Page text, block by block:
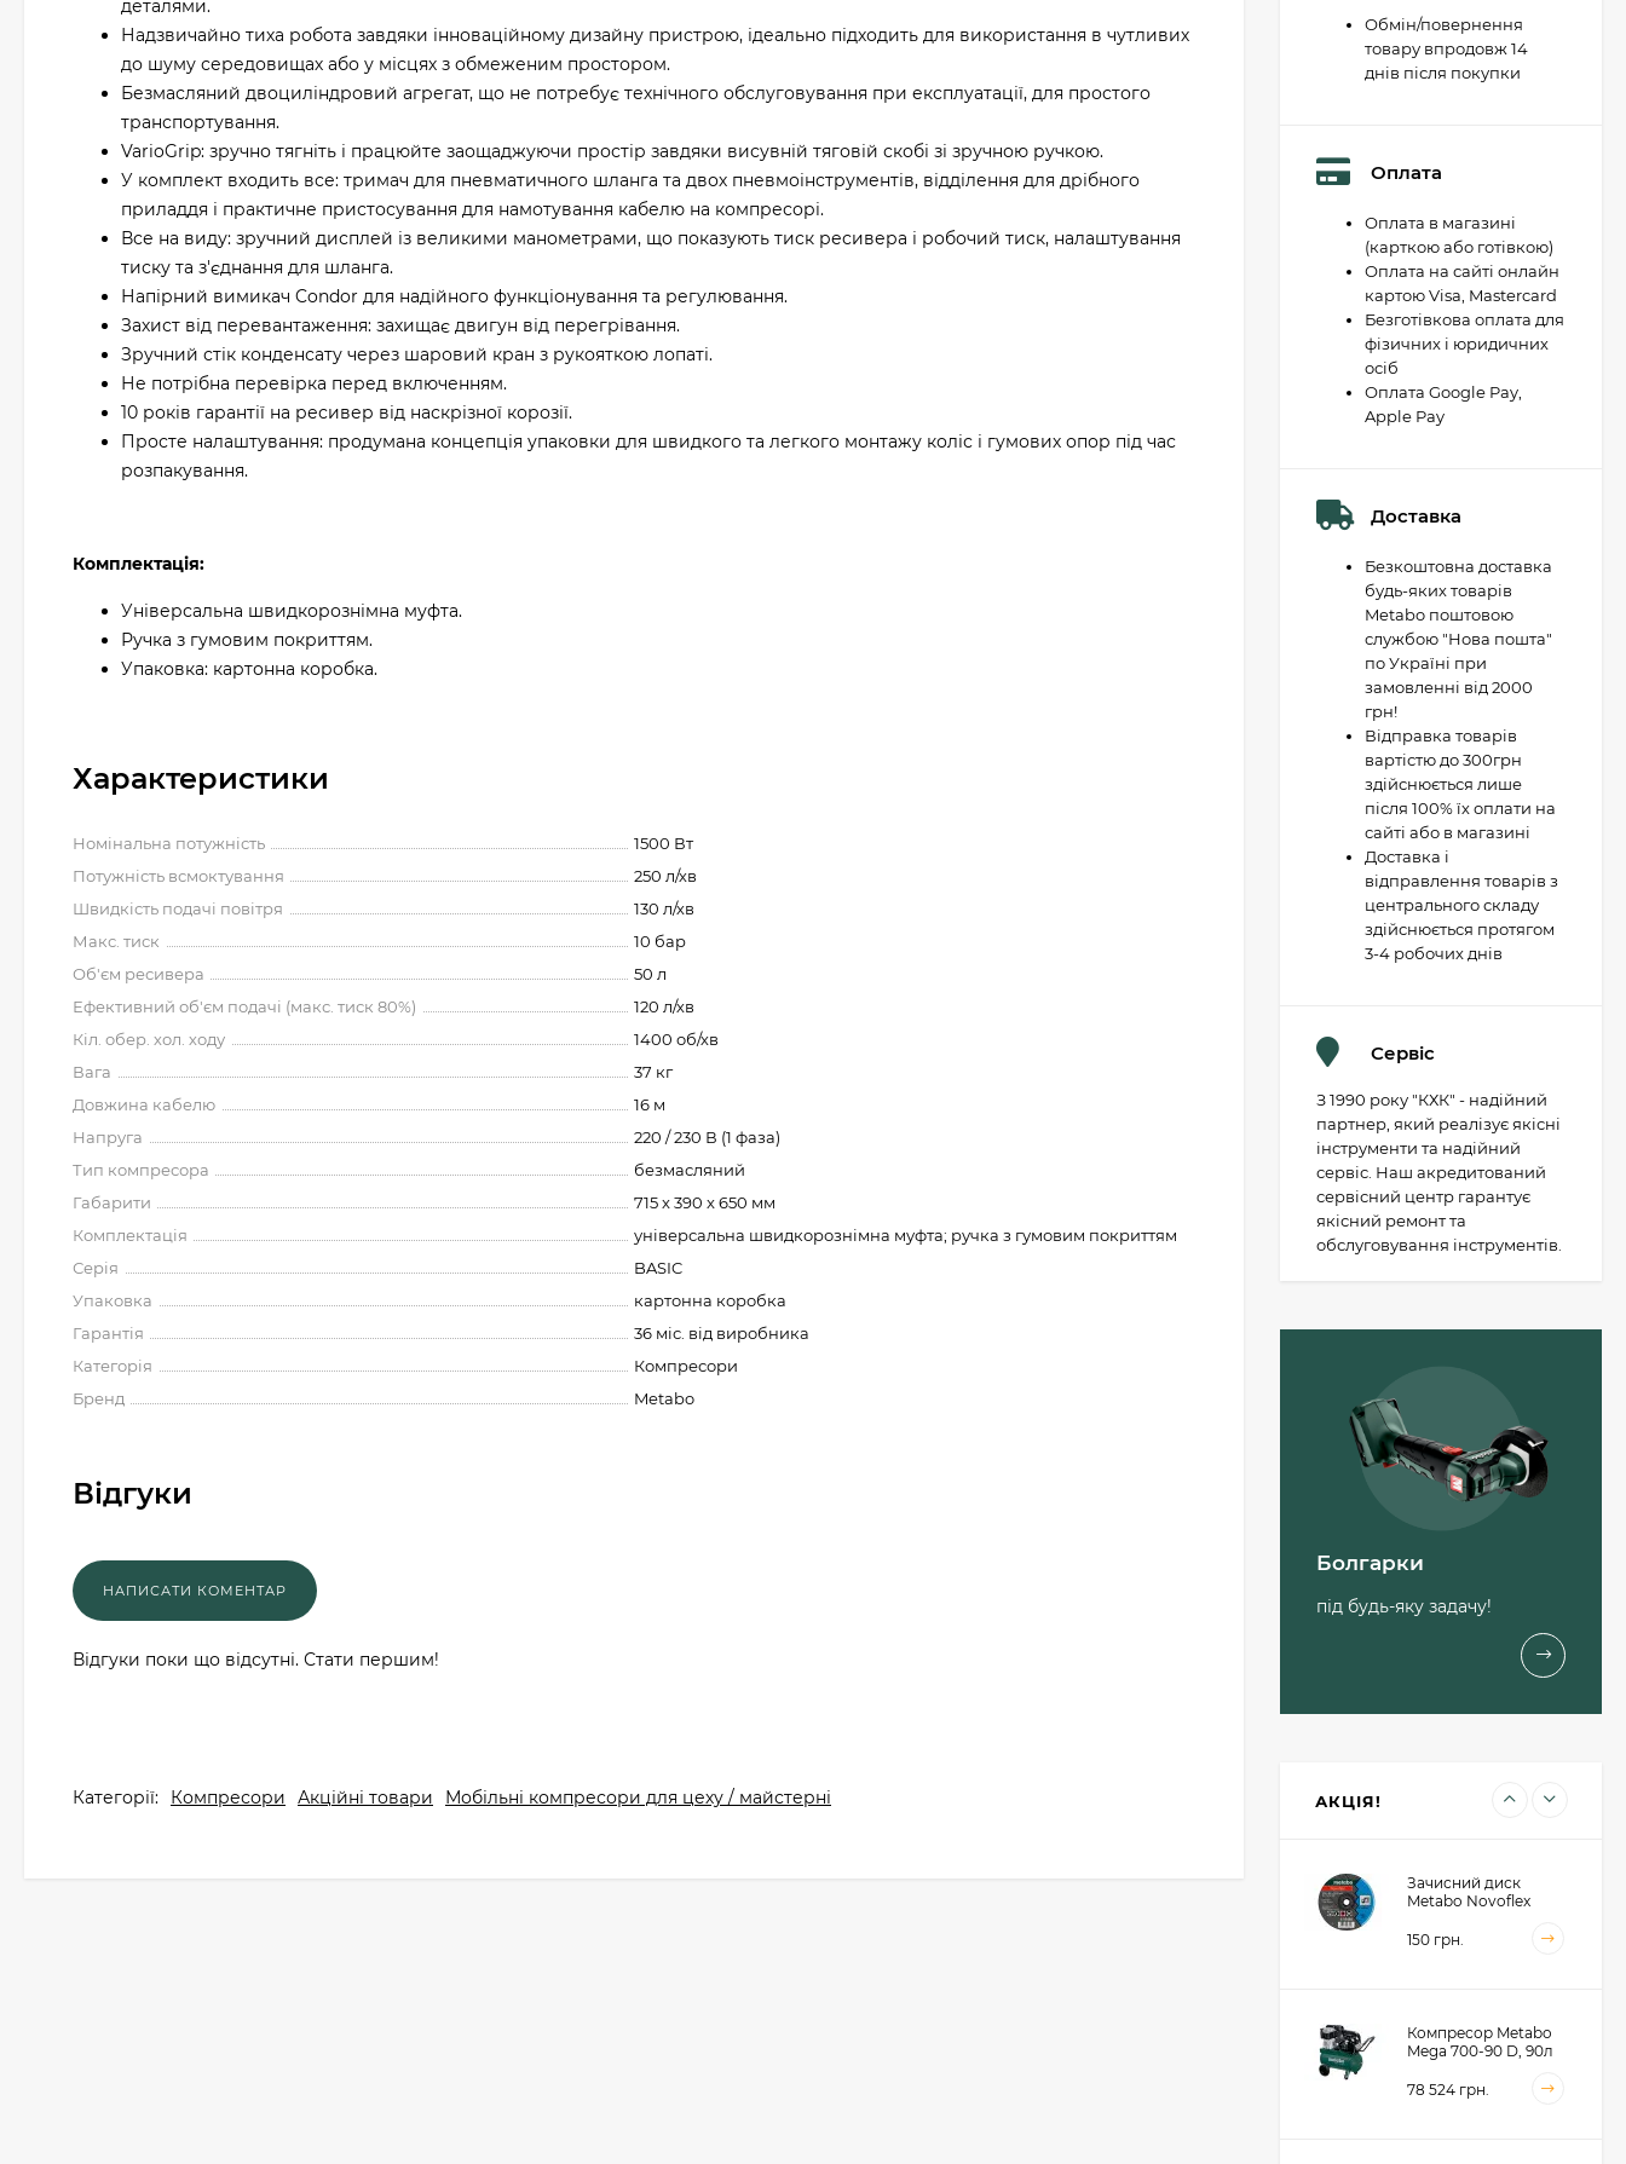
деталями.
Надзвичайно тиха робота завдяки інноваційному дизайну пристрою, ідеально підходить для використання в чутливих
до шуму середовищах або у місцях з обмеженим простором.
Безмасляний двоциліндровий агрегат, що не потребує технічного обслуговування при експлуатації, для простого
транспортування.
VarioGrip: зручно тягніть і працюйте заощаджуючи простір завдяки висувній тяговій скобі зі зручною ручкою.
У комплект входить все: тримач для пневматичного шланга та двох пневмоінструментів, відділення для дрібного
приладдя і практичне пристосування для намотування кабелю на компресорі.
Все на виду: зручний дисплей із великими манометрами, що показують тиск ресивера і робочий тиск, налаштування
тиску та з'єднання для шланга.
Напірний вимикач Condor для надійного функціонування та регулювання.
Захист від перевантаження: захищає двигун від перегрівання.
Зручний стік конденсату через шаровий кран з рукояткою лопаті.
Не потрібна перевірка перед включенням.
10 років гарантії на ресивер від наскрізної корозії.
Просте налаштування: продумана концепція упаковки для швидкого та легкого монтажу коліс і гумових опор під час
розпакування.
Комплектація:
Універсальна швидкорознімна муфта.
Ручка з гумовим покриттям.
Упаковка: картонна коробка.
Характеристики
Номінальна потужність
1500 Вт
Потужність всмоктування
250 л/хв
Швидкість подачі повітря
130 л/хв
Макс. тиск
10 бар
Об'єм ресивера
50 л
Ефективний об'єм подачі (макс. тиск 80%)
120 л/хв
Кіл. обер. хол. ходу
1400 об/хв
Вага
37 кг
Довжина кабелю
16 м
Напруга
220 / 230 В (1 фаза)
Тип компресора
безмасляний
Габарити
715 x 390 x 650 мм
Комплектація
універсальна швидкорознімна муфта; ручка з гумовим покриттям
Серія
BASIC
Упаковка
картонна коробка
Гарантія
36 міс. від виробника
Категорія
Компресори
Бренд
Metabo
Відгуки
Відгуки поки що відсутні. Стати першим!
Категорії: Компресори Акційні товари Мобільні компресори для цеху / майстерні
Обмін/повернення
товару впродовж 14
днів після покупки
Оплата
Оплата в магазині
(карткою або готівкою)
Оплата на сайті онлайн
картою Visa, Mastercard
Безготівкова оплата для
фізичних і юридичних
осіб
Оплата Google Pay,
Apple Pay
Доставка
Безкоштовна доставка
будь-яких товарів
Metabo поштовою
службою "Нова пошта"
по Україні при
замовленні від 2000
грн!
Відправка товарів
вартістю до 300грн
здійснюється лише
після 100% їх оплати на
сайті або в магазині
Доставка і
відправлення товарів з
центрального складу
здійснюється протягом
3-4 робочих днів
Сервіс
З 1990 року "КХК" - надійний
партнер, який реалізує якісні
інструменти та надійний
сервіс. Наш акредитований
сервісний центр гарантує
якісний ремонт та
обслуговування інструментів.
Болгарки
під будь-яку задачу!
АКЦІЯ!
Пильний диск
Metabo «cordless cut
wood - classic», 305 x
30 Z56 WZ 5°
(628693000)
1 503 грн.
по дереву Metabo
Pionier T 234х91 мм
Зачисний диск
Metabo Novoflex
(616468000)
150 грн.
Компресор Metabo
Mega 700-90 D, 90л
78 524 грн.